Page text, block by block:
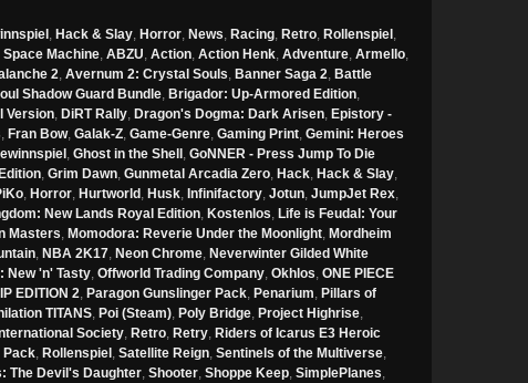
, Hack & Slay, Horror, News, Racing, Retro, Rollenspiel,
Space Machine, ABZU, Action, Action Henk, Adventure, Armello,
2, Avernum 2: Crystal Souls, Banner Saga 2, Battle
Shadow Guard Bundle, Brigador: Up-Armored Edition,
Version, DiRT Rally, Dragon's Dogma: Dark Arisen, Epistory -
, Fran Bow, Galak-Z, Game-Genre, Gaming Print, Gemini: Heroes
, Ghost in the Shell, GoNNER - Press Jump To Die
, Grim Dawn, Gunmetal Arcadia Zero, Hack, Hack & Slay,
, Horror, Hurtworld, Husk, Infinifactory, Jotun, JumpJet Rex,
New Lands Royal Edition, Kostenlos, Life is Feudal: Your
Masters, Momodora: Reverie Under the Moonlight, Mordheim
, NBA 2K17, Neon Chrome, Neverwinter Gilded White
New 'n' Tasty, Offworld Trading Company, Okhlos, ONE PIECE
EDITION 2, Paragon Gunslinger Pack, Penarium, Pillars of
TITANS, Poi (Steam), Poly Bridge, Project Highrise,
Society, Retro, Retry, Riders of Icarus E3 Heroic
Pack, Rollenspiel, Satellite Reign, Sentinels of the Multiverse,
The Devil's Daughter, Shooter, Shoppe Keep, SimplePlanes,